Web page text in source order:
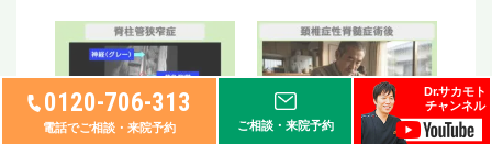
0120-706-313
電話でご相談・来院予約 ご相談・来院予約
Dr.サカモト
チャンネル